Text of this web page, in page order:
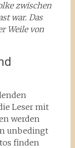
zwischen
war. Das
Weile von
Leser mit
werden
unbedingt
finden